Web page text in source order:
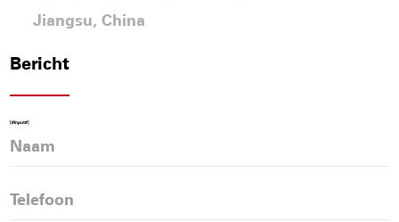
Jiangsu, China
Bericht
[#Input#]